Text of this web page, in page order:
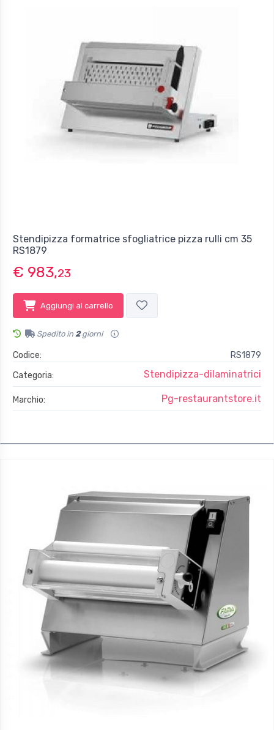
Stendipizza formatrice sfogliatrice pizza rulli cm 35
RS1879
€ 983,23
Aggiungi al carrello
Spedito in 2giorni
Codice:
RS1879
Categoria:
Stendipizza-dilaminatrici
Marchio: Pg-restaurantstore.it